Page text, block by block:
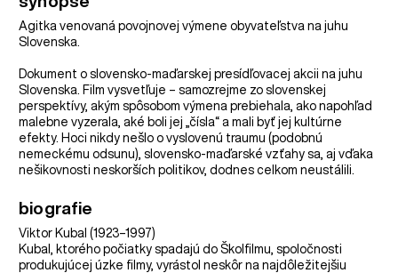
Agitka venovaná povojnovej výmene obyvateľstva na juhu
Slovenska.
Dokument o slovensko-maďarskej presídľovacej akcii na juhu
Slovenska. Film vysvetľuje – samozrejme zo slovenskej
perspektívy, akým spôsobom výmena prebiehala, ako napohľad
malebne vyzerala, aké boli jej „čísla“ a mali byť jej kultúrne
efekty. Hoci nikdy nešlo o vyslovenú traumu (podobnú
nemeckému odsunu), slovensko-maďarské vzťahy sa, aj vďaka
nešikovnosti neskorších politikov, dodnes celkom neustálili.
biografie
Viktor Kubal (1923–1997)
Kubal, ktorého počiatky spadajú do Školfilmu, spoločnosti
produkujúcej úzke filmy, vyrástol neskôr na najdôležitejšiu